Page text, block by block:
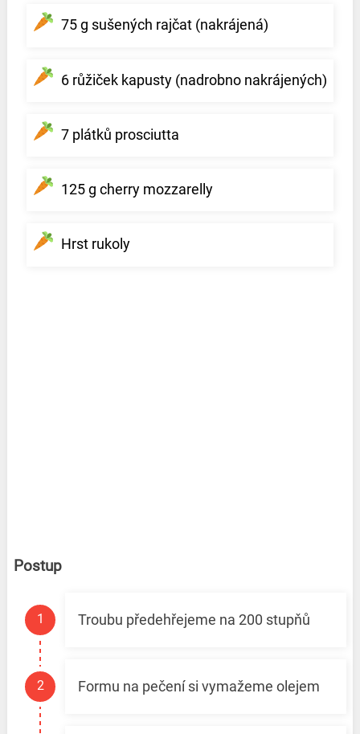
75 g sušených rajčat (nakrájená)
6 růžiček kapusty (nadrobno nakrájených)
7 plátků prosciutta
125 g cherry mozzarelly
Hrst rukoly
Postup
Troubu předehřejeme na 200 stupňů
Formu na pečení si vymažeme olejem